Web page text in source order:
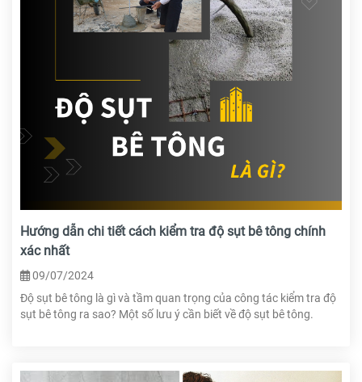
Hướng dẫn chi tiết cách kiểm tra độ sụt bê tông chính
xác nhất
09/07/2024
Độ sụt bê tông là gì và tầm quan trọng của công tác kiểm tra độ
sụt bê tông ra sao? Một số lưu ý cần biết về độ sụt bê tông.